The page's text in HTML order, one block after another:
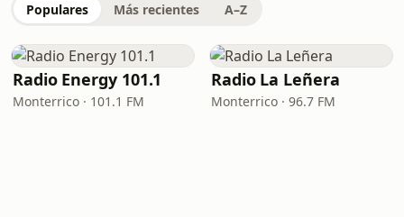
Populares Más recientes A–Z
Radio Energy 101.1
Monterrico · 101.1 FM
Radio La Leñera
Monterrico · 96.7 FM